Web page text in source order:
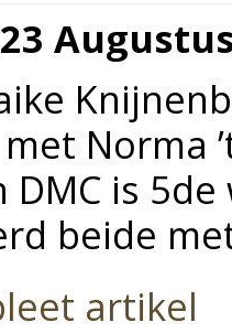
Norma
DMC is
beide
artikel